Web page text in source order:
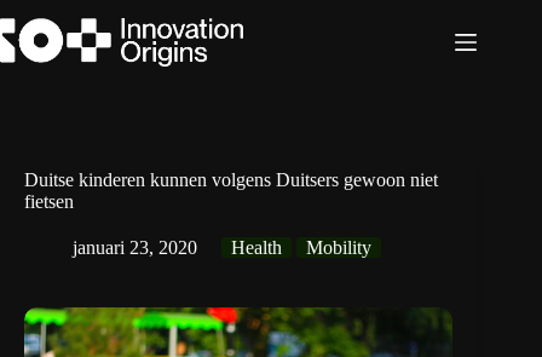
naar
de
Duitse kinderen kunnen volgens Duitsers gewoon niet
fietsen
januari 23, 2020 Health Mobility